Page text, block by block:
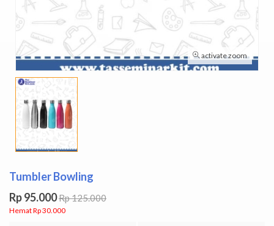
activate zoom
Tumbler Bowling
Rp 95.000Rp 125.000
Hemat Rp 30.000